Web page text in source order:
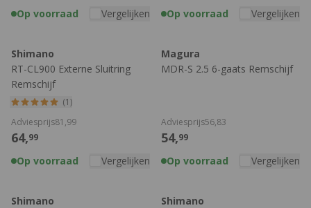
Op voorraad Vergelijken Op voorraad Vergelijken
Shimano
RT-CL900 Externe Sluitring
Remschijf
(1)
64,99
Adviesprijs81,99
Op voorraad Vergelijken
Magura
MDR-S 2.5 6-gaats Remschijf
54,99
Adviesprijs56,83
Op voorraad Vergelijken
Shimano
Shimano